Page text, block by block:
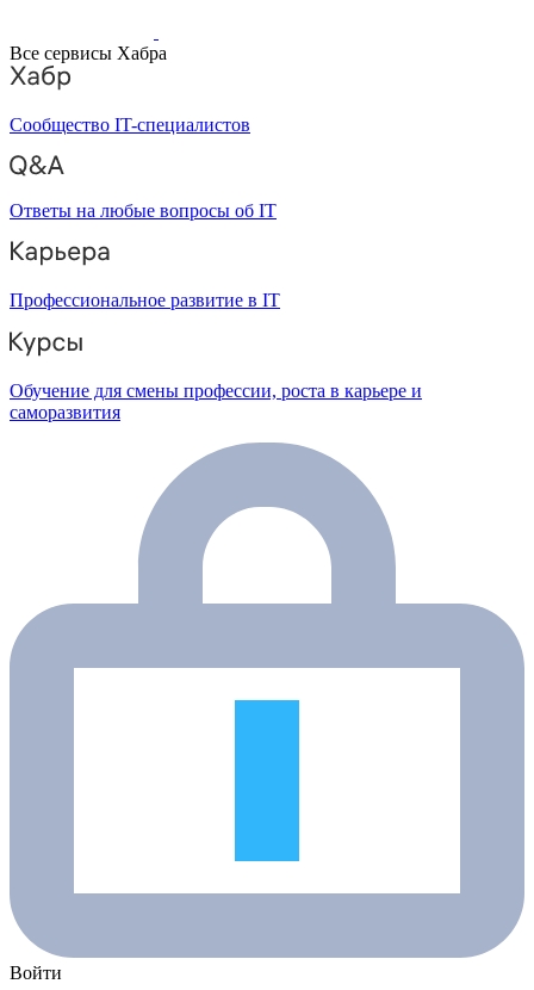
Все сервисы Хабра
Сообщество IT-специалистов
Ответы на любые вопросы об IT
Профессиональное развитие в IT
Обучение для смены профессии, роста в карьере и
саморазвития
Войти